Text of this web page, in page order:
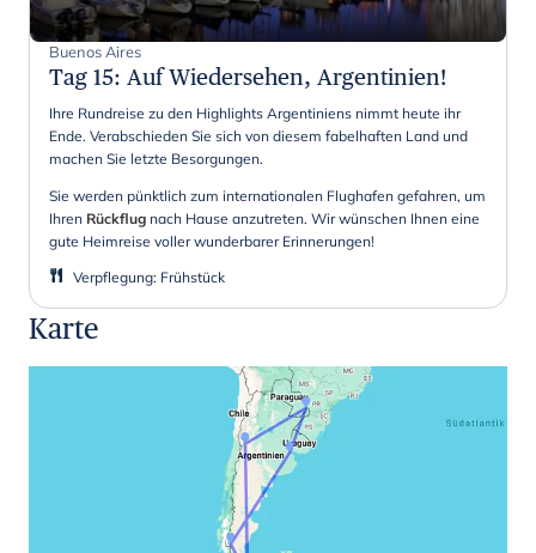
Buenos Aires
Tag 15: Auf Wiedersehen, Argentinien!
Ihre Rundreise zu den Highlights Argentiniens nimmt heute ihr
Ende. Verabschieden Sie sich von diesem fabelhaften Land und
machen Sie letzte Besorgungen.
Sie werden pünktlich zum internationalen Flughafen gefahren, um
Ihren Rückflug nach Hause anzutreten. Wir wünschen Ihnen eine
gute Heimreise voller wunderbarer Erinnerungen!
Verpflegung: Frühstück
Karte